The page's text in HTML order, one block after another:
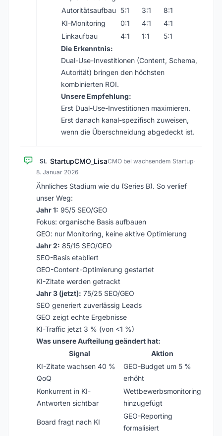
Autoritätsaufbau 5:1 3:1
8:1
KI-Monitoring
0:1 4:1
4:1
Linkaufbau
4:1 1:1
5:1
Die Erkenntnis:
Dual-Use-Investitionen (Content, Schema,
Autorität) bringen den höchsten
kombinierten ROI.
Unsere Empfehlung:
Erst Dual-Use-Investitionen maximieren.
Erst danach kanal-spezifisch zuweisen,
wenn die Überschneidung abgedeckt ist.
SL StartupCMO_LisaCMO bei wachsendem Startup·
8. Januar 2026
Ähnliches Stadium wie du (Series B). So verlief
unser Weg:
Jahr 1: 95/5 SEO/GEO
Fokus: organische Basis aufbauen
GEO: nur Monitoring, keine aktive Optimierung
Jahr 2: 85/15 SEO/GEO
SEO-Basis etabliert
GEO-Content-Optimierung gestartet
KI-Zitate werden getrackt
Jahr 3 (jetzt): 75/25 SEO/GEO
SEO generiert zuverlässig Leads
GEO zeigt echte Ergebnisse
KI-Traffic jetzt 3 % (von <1 %)
Was unsere Aufteilung geändert hat:
Signal
Aktion
KI-Zitate wachsen 40 %
QoQ
GEO-Budget um 5 %
erhöht
Konkurrent in KI-
Antworten sichtbar
Wettbewerbsmonitoring
hinzugefügt
Board fragt nach KI
GEO-Reporting
formalisiert